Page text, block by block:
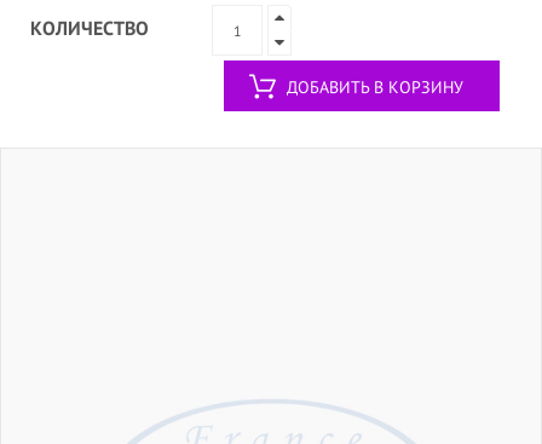
КОЛИЧЕСТВО
ДОБАВИТЬ В КОРЗИНУ